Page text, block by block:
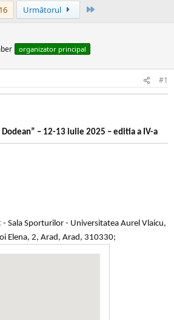
Următorul
organizator principal
#1
Dodean” – 12-13 iulie 2025 – editia a IV-a
- Sala Sporturilor - Universitatea Aurel Vlaicu,
Elena, 2, Arad, Arad, 310330;